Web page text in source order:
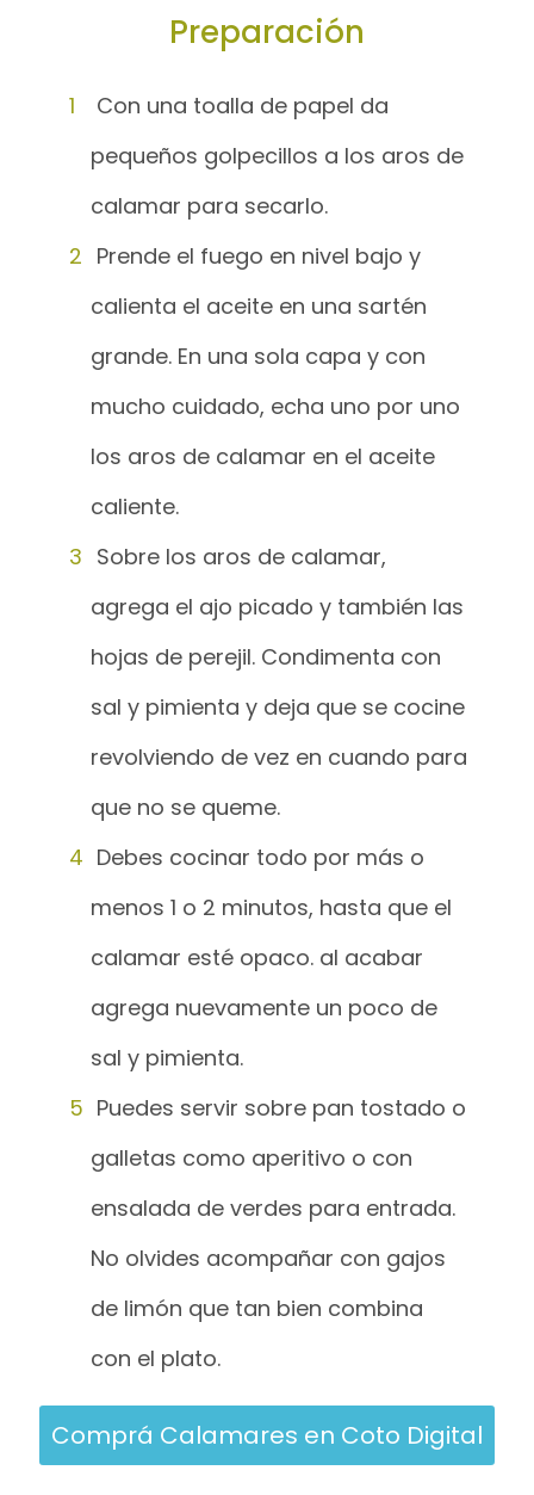
Preparación
Con una toalla de papel da
pequeños golpecillos a los aros de
calamar para secarlo.
Prende el fuego en nivel bajo y
calienta el aceite en una sartén
grande. En una sola capa y con
mucho cuidado, echa uno por uno
los aros de calamar en el aceite
caliente.
Sobre los aros de calamar,
agrega el ajo picado y también las
hojas de perejil. Condimenta con
sal y pimienta y deja que se cocine
revolviendo de vez en cuando para
que no se queme.
Debes cocinar todo por más o
menos 1 o 2 minutos, hasta que el
calamar esté opaco. al acabar
agrega nuevamente un poco de
sal y pimienta.
Puedes servir sobre pan tostado o
galletas como aperitivo o con
ensalada de verdes para entrada.
No olvides acompañar con gajos
de limón que tan bien combina
con el plato.
Comprá Calamares en Coto Digital